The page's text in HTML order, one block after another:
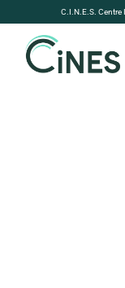
C.I.N.E.S. Centre